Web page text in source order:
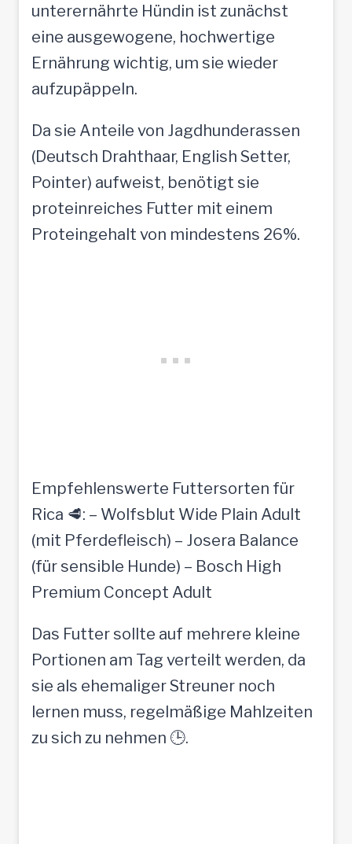
unterernährte Hündin ist zunächst
eine ausgewogene, hochwertige
Ernährung wichtig, um sie wieder
aufzupäppeln.
Da sie Anteile von Jagdhunderassen
(Deutsch Drahthaar, English Setter,
Pointer) aufweist, benötigt sie
proteinreiches Futter mit einem
Proteingehalt von mindestens 26%.
Empfehlenswerte Futtersorten für
Rica 🥩: – Wolfsblut Wide Plain Adult
(mit Pferdefleisch) – Josera Balance
(für sensible Hunde) – Bosch High
Premium Concept Adult
Das Futter sollte auf mehrere kleine
Portionen am Tag verteilt werden, da
sie als ehemaliger Streuner noch
lernen muss, regelmäßige Mahlzeiten
zu sich zu nehmen 🕒.